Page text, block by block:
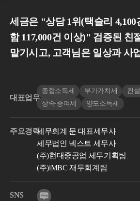
세금은 "상담 1위(택슬리 4,100
함 117,000건 이상)" 검증된 친
맡기시고, 고객님은 일상과 사
대표업무
종합소득세 부가가치세
컨
상속∙증여세
양도소득세
주요경력세무회계 문 대표세무사
세무법인 넥스트 세무사
(주)현대중공업 세무기획팀
(주)iMBC 재무회계팀
SNS